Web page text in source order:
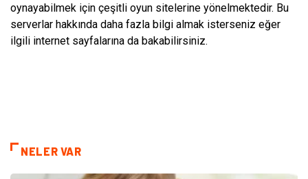
oynayabilmek için çeşitli oyun sitelerine yönelmektedir. Bu
serverlar hakkında daha fazla bilgi almak isterseniz eğer
ilgili internet sayfalarına da bakabilirsiniz.
NELER VAR